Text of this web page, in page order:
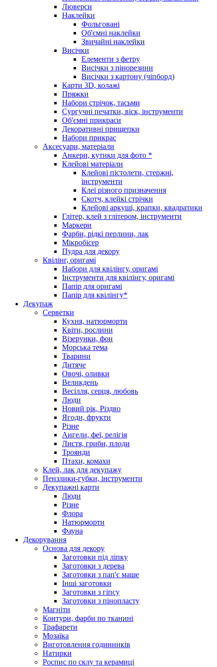
Люверси
Наклейки
Фольговані
Об'ємні наклейки
Звичайні наклейки
Висічки
Елементи з фетру
Висічки з пінорезини
Висічки з картону (чіпборд)
Карти 3D, колажі
Пряжки
Набори стрічок, тасьми
Сургучні печатки, віск, інструменти
Об'ємні прикраси
Декоративні прищепки
Набори прикрас
Аксесуари, матеріали
Анкери, кутики для фото *
Клейові матеріали
Клейові пістолети, стержні,
інструменти
Клеї різного призначення
Скотч, клейкі стрічки
Клейові аркуші, крапки, квадратики
Глітер, клей з глітером, інструменти
Маркери
Фарби, рідкі перлини, лак
Мікробісер
Пудра для декору
Квілінг, оригамі
Набори для квілінгу, оригамі
Інструменти для квілінгу, оригамі
Папір для оригамі
Папір для квілінгу*
Декупаж
Серветки
Кухня, натюрморти
Квіти, рослини
Візерунки, фон
Морська тема
Тварини
Дитяче
Овочі, оливки
Великдень
Весілля, серця, любовь
Люди
Новий рік, Різдво
Ягоди, фрукти
Різне
Ангели, феї, релігія
Листя, гриби, плоди
Троянди
Птахи, комахи
Клей, лак для декупажу
Пензлики-губки, інструменти
Декупажні карти
Люди
Різне
Флора
Натюрморти
Фауна
Декорування
Основа для декору
Заготовки під ліпку
Заготовки з дерева
Заготовки з пап'є маше
Інші заготовки
Заготовки з гіпсу
Заготовки з пінопласту
Магніти
Контури, фарби по тканині
Трафарети
Мозаїка
Виготовлення годинників
Натирки
Роспис по склу та керамиці